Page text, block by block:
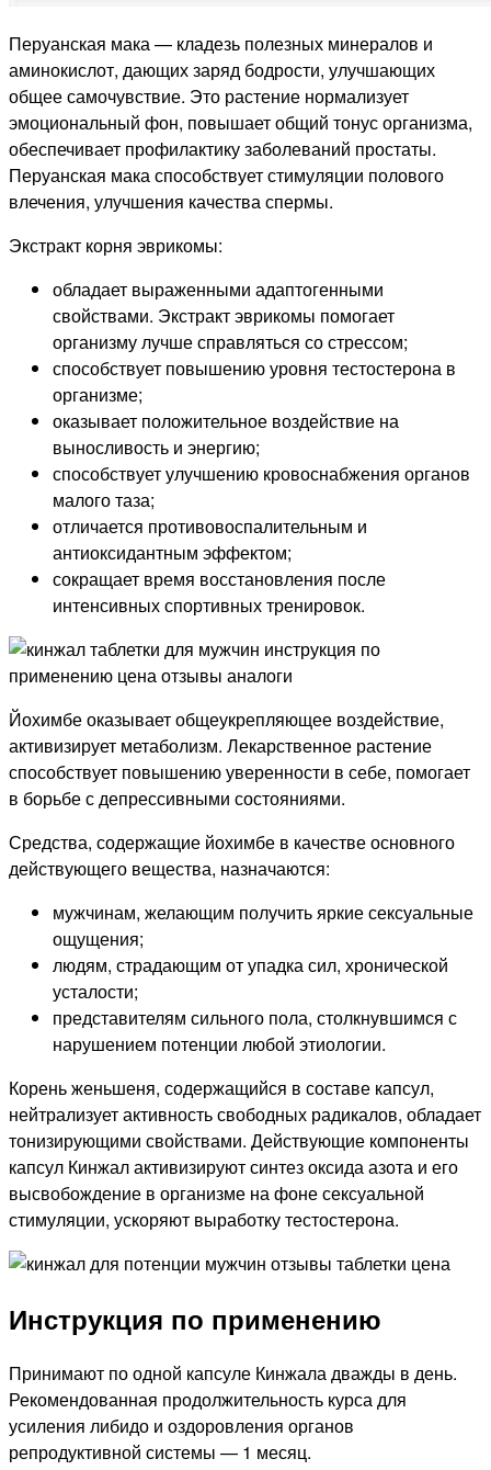
Перуанская мака — кладезь полезных минералов и
аминокислот, дающих заряд бодрости, улучшающих
общее самочувствие. Это растение нормализует
эмоциональный фон, повышает общий тонус организма,
обеспечивает профилактику заболеваний простаты.
Перуанская мака способствует стимуляции полового
влечения, улучшения качества спермы.
Экстракт корня эврикомы:
обладает выраженными адаптогенными
свойствами. Экстракт эврикомы помогает
организму лучше справляться со стрессом;
способствует повышению уровня тестостерона в
организме;
оказывает положительное воздействие на
выносливость и энергию;
способствует улучшению кровоснабжения органов
малого таза;
отличается противовоспалительным и
антиоксидантным эффектом;
сокращает время восстановления после
интенсивных спортивных тренировок.
Йохимбе оказывает общеукрепляющее воздействие,
активизирует метаболизм. Лекарственное растение
способствует повышению уверенности в себе, помогает
в борьбе с депрессивными состояниями.
Средства, содержащие йохимбе в качестве основного
действующего вещества, назначаются:
мужчинам, желающим получить яркие сексуальные
ощущения;
людям, страдающим от упадка сил, хронической
усталости;
представителям сильного пола, столкнувшимся с
нарушением потенции любой этиологии.
Корень женьшеня, содержащийся в составе капсул,
нейтрализует активность свободных радикалов, обладает
тонизирующими свойствами. Действующие компоненты
капсул Кинжал активизируют синтез оксида азота и его
высвобождение в организме на фоне сексуальной
стимуляции, ускоряют выработку тестостерона.
Инструкция по применению
Принимают по одной капсуле Кинжала дважды в день.
Рекомендованная продолжительность курса для
усиления либидо и оздоровления органов
репродуктивной системы — 1 месяц.